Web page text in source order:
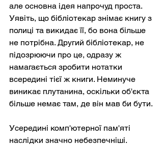
але основна ідея напрочуд проста.
Уявіть, що бібліотекар знімає книгу з
полиці та викидає її, бо вона більше
не потрібна. Другий бібліотекар, не
підозрюючи про це, одразу ж
намагається зробити нотатки
всередині тієї ж книги. Неминуче
виникає плутанина, оскільки об'єкта
більше немає там, де він мав би бути.
Усередині комп'ютерної пам'яті
наслідки значно небезпечніші.